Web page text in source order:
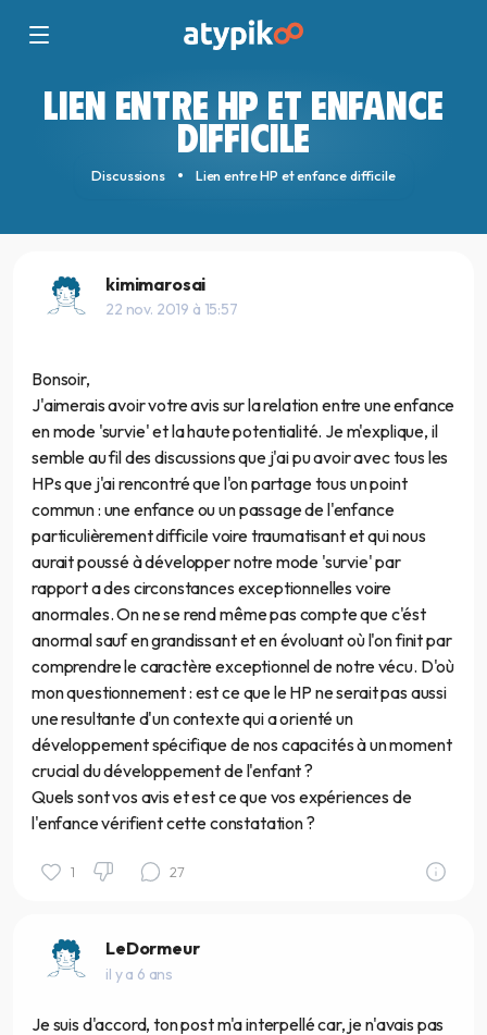
LIEN ENTRE HP ET ENFANCE
DIFFICILE
Discussions Lien entre HP et enfance difficile
kimimarosai
22 nov. 2019 à 15:57
Bonsoir,
J'aimerais avoir votre avis sur la relation entre une enfance
en mode 'survie' et la haute potentialité. Je m'explique, il
semble au fil des discussions que j'ai pu avoir avec tous les
HPs que j'ai rencontré que l'on partage tous un point
commun : une enfance ou un passage de l'enfance
particulièrement difficile voire traumatisant et qui nous
aurait poussé à développer notre mode 'survie' par
rapport a des circonstances exceptionnelles voire
anormales. On ne se rend même pas compte que c'ést
anormal sauf en grandissant et en évoluant où l'on finit par
comprendre le caractère exceptionnel de notre vécu. D'où
mon questionnement : est ce que le HP ne serait pas aussi
une resultante d'un contexte qui a orienté un
développement spécifique de nos capacités à un moment
crucial du développement de l'enfant ?
Quels sont vos avis et est ce que vos expériences de
l'enfance vérifient cette constatation ?
1 27
LeDormeur
il y a 6 ans
Je suis d'accord, ton post m'a interpellé car, je n'avais pas